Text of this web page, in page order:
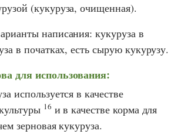
(кукуруза, очищенная).
написания: кукуруза в
в початках, есть сырую кукурузу.
для использования:
используется в качестве
16 и в качестве корма для
зерновая кукуруза.